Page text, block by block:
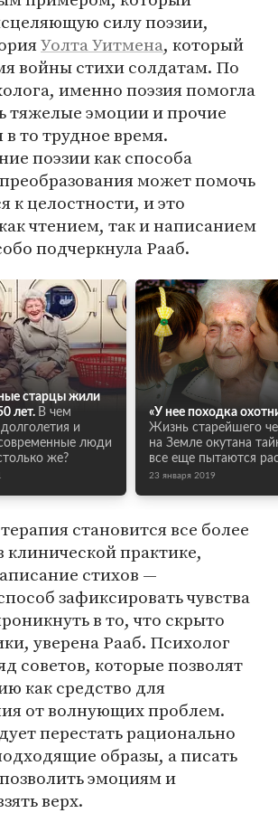
силу поэзии,
Уолта Уитмена, который
войны стихи солдатам. По
именно поэзия помогла
тяжелые эмоции и прочие
то трудное время.
поэзии как способа
может помочь
к целостности, и это
чтением, так и написанием
подчеркнула Рааб.
старцы жили
лет. В чем
и
люди
же?
«У нее походка
Жизнь старейшего
на Земле окутана
все еще пытаются
23 января 2019
становится все более
клинической практике,
стихов —
зафиксировать чувства
в то, что скрыто
уверена Рааб. Психолог
советов, которые позволят
как средство для
от волнующих проблем.
перестать рационально
образы, а писать
эмоциям и
верх.